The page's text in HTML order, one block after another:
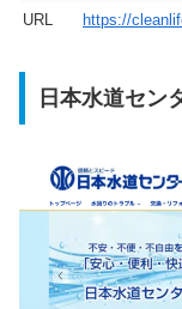
URL https://
日本水道セン